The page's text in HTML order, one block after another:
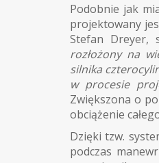
Podobnie jak
projektowany
Stefan Dreyer,
rozłożony na
silnika
w procesie
Zwiększona o
obciążenie
Dzięki tzw.
podczas